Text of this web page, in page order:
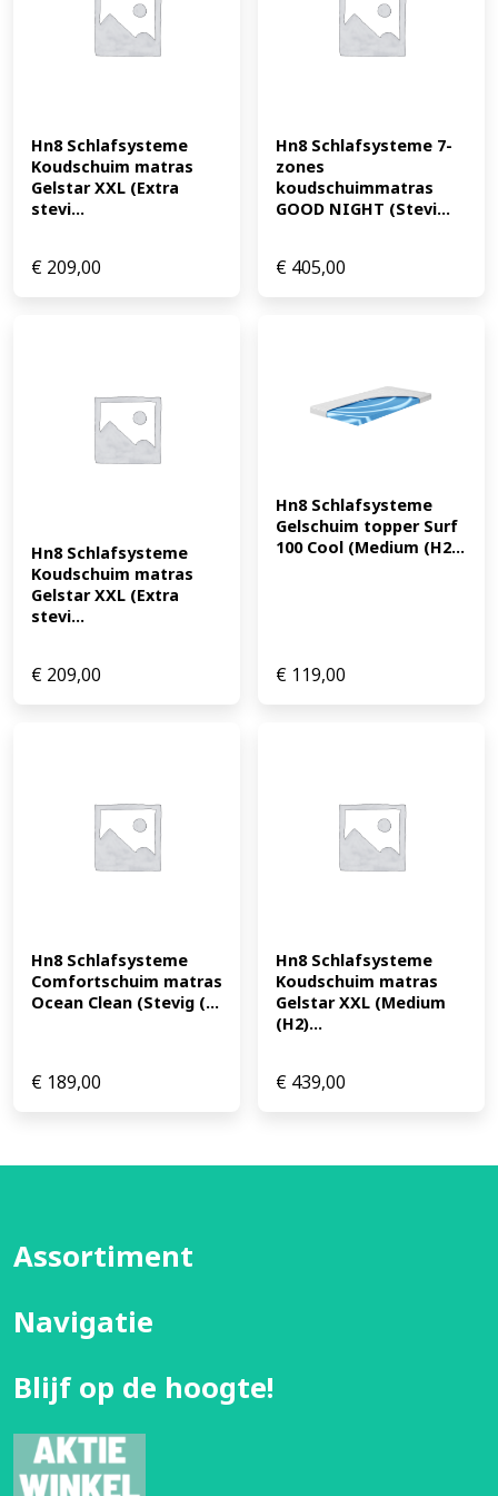
cm 7 zone geltouch-schuimtopper Kernhoogte: ca. 22 cm
Volumegewicht: Geltouch-schuimtopper: 40 kg/m
Waterpur-basiskern: 35 kg/m³ Materiaal hoes:
Hn8 Schlafsysteme
Koudschuim matras
Gelstar XXL (Extra
stevi...
€ 209,00
Hn8 Schlafsysteme 7-
zones
koudschuimmatras
GOOD NIGHT (Stevi...
€ 405,00
Hn8 Schlafsysteme
Koudschuim matras
Gelstar XXL (Extra
stevi...
€ 209,00
Hn8 Schlafsysteme
Gelschuim topper Surf
100 Cool (Medium (H2...
€ 119,00
Hn8 Schlafsysteme
Comfortschuim matras
Ocean Clean (Stevig (...
€ 189,00
Hn8 Schlafsysteme
Koudschuim matras
Gelstar XXL (Medium
(H2)...
€ 439,00
Assortiment
Navigatie
Blijf op de hoogte!